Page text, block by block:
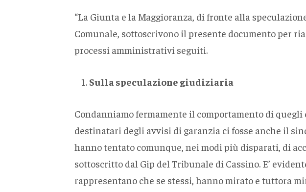
“La Giunta e la Maggioranza, di fronte alla
Comunale, sottoscrivono il presente documento per
processi amministrativi seguiti.
Sulla speculazione giudiziaria
Condanniamo fermamente il comportamento di
destinatari degli avvisi di garanzia ci fosse anche il
hanno tentato comunque, nei modi più disparati, di
sottoscritto dal Gip del Tribunale di Cassino. E’
rappresentano che se stessi, hanno mirato e tuttora